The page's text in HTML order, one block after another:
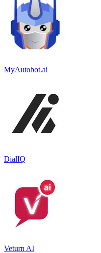
MyAutobot.ai
DialIQ
Veturn AI